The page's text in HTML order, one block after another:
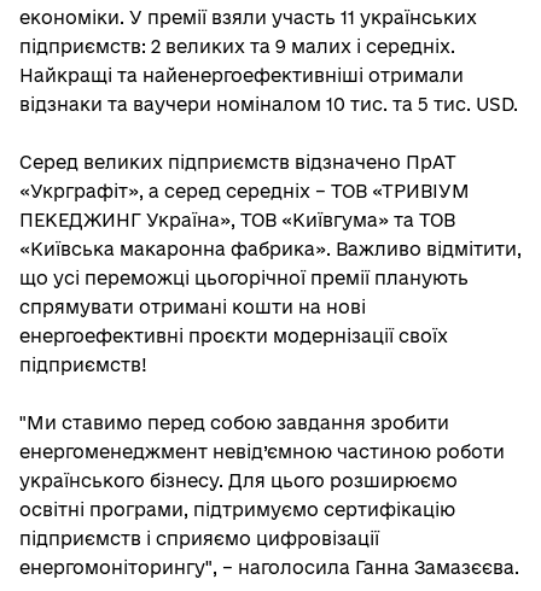
економіки. У премії взяли участь 11 українських
підприємств: 2 великих та 9 малих і середніх.
Найкращі та найенергоефективніші отримали
відзнаки та ваучери номіналом 10 тис. та 5 тис. USD.
Серед великих підприємств відзначено ПрАТ
«Укрграфіт», а серед середніх – ТОВ «ТРИВІУМ
ПЕКЕДЖИНГ Україна», ТОВ «Київгума» та ТОВ
«Київська макаронна фабрика». Важливо відмітити,
що усі переможці цьогорічної премії планують
спрямувати отримані кошти на нові
енергоефективні проєкти модернізації своїх
підприємств!
"Ми ставимо перед собою завдання зробити
енергоменеджмент невід’ємною частиною роботи
українського бізнесу. Для цього розширюємо
освітні програми, підтримуємо сертифікацію
підприємств і сприяємо цифровізації
енергомоніторингу", – наголосила Ганна Замазєєва.